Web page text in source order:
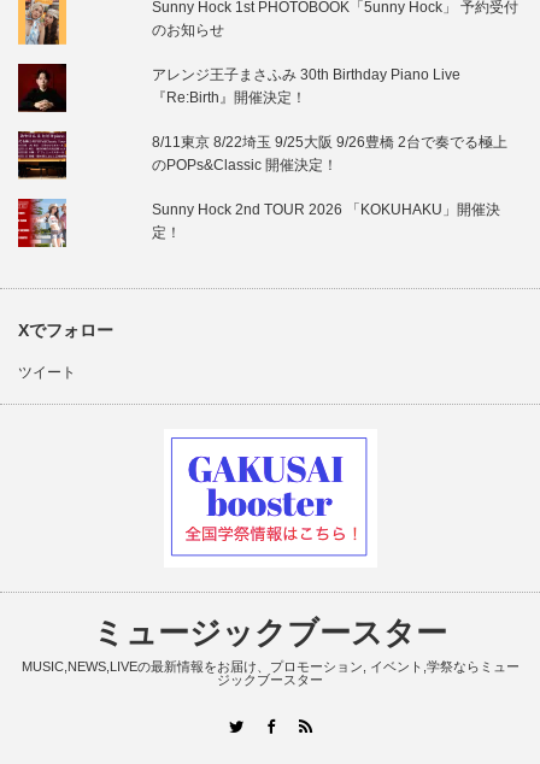
Sunny Hock 1st PHOTOBOOK「5unny Hock」 予約受付
のお知らせ
アレンジ王子まさふみ 30th Birthday Piano Live
『Re:Birth』開催決定！
8/11東京 8/22埼玉 9/25大阪 9/26豊橋 2台で奏でる極上
のPOPs&Classic 開催決定！
Sunny Hock 2nd TOUR 2026 「KOKUHAKU」開催決
定！
Xでフォロー
ツイート
ミュージックブースター
MUSIC,NEWS,LIVEの最新情報をお届け、プロモーション, イベント,学祭ならミュー
ジックブースター
TwitterFacebook